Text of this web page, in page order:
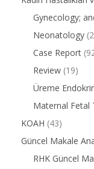
Gynecology;
Neonatology
Case Report
Review (19)
Üreme
Maternal Fetal
KOAH (43)
Güncel Makale
RHK Güncel